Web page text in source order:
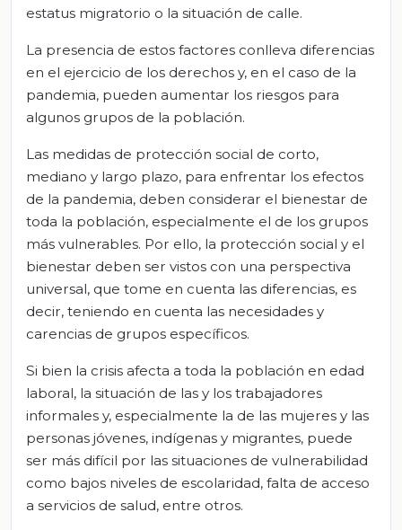
estatus migratorio o la situación de calle.
La presencia de estos factores conlleva diferencias
en el ejercicio de los derechos y, en el caso de la
pandemia, pueden aumentar los riesgos para
algunos grupos de la población.
Las medidas de protección social de corto,
mediano y largo plazo, para enfrentar los efectos
de la pandemia, deben considerar el bienestar de
toda la población, especialmente el de los grupos
más vulnerables. Por ello, la protección social y el
bienestar deben ser vistos con una perspectiva
universal, que tome en cuenta las diferencias, es
decir, teniendo en cuenta las necesidades y
carencias de grupos específicos.
Si bien la crisis afecta a toda la población en edad
laboral, la situación de las y los trabajadores
informales y, especialmente la de las mujeres y las
personas jóvenes, indígenas y migrantes, puede
ser más difícil por las situaciones de vulnerabilidad
como bajos niveles de escolaridad, falta de acceso
a servicios de salud, entre otros.